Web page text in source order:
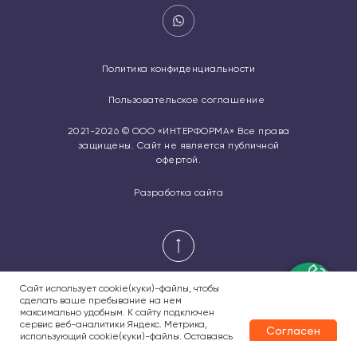
Политика конфиденциальности
Пользовательское соглашение
2021-2026 © ООО «ИНТЕРФОРМА» Все права
защищены. Сайт не является публичной
офертой.
Разработка сайта
Сайт использует cookie(куки)-файлы, чтобы
сделать ваше пребывание на нем
максимально удобным. К cайту подключен
сервис веб-аналитики Яндекс. Метрика,
использующий cookie(куки)-файлы. Оставаясь
Согласен